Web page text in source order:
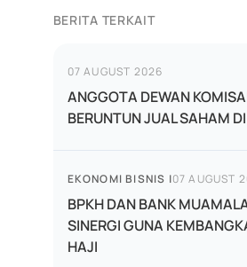
BERITA TERKAIT
07 AUGUST 2026
ANGGOTA DEWAN
BERUNTUN JUAL SAHAM
EKONOMI BISNIS |07 AUGUST
BPKH DAN BANK
SINERGI GUNA
HAJI